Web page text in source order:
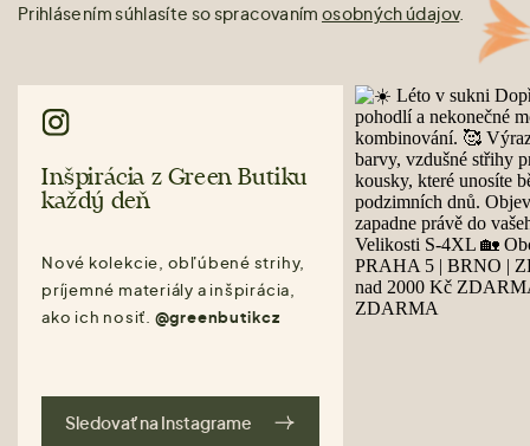
Prihlásením súhlasíte so spracovaním osobných údajov.
Inšpirácia z Green Butiku
každý deň
Nové kolekcie, obľúbené strihy,
príjemné materiály a inšpirácia,
ako ich nosiť. @greenbutikcz
Sledovať na Instagrame